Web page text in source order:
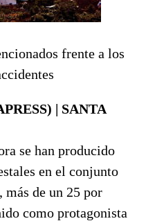
frente a los
| SANTA
se han producido
en el conjunto
de un 25 por
como protagonista